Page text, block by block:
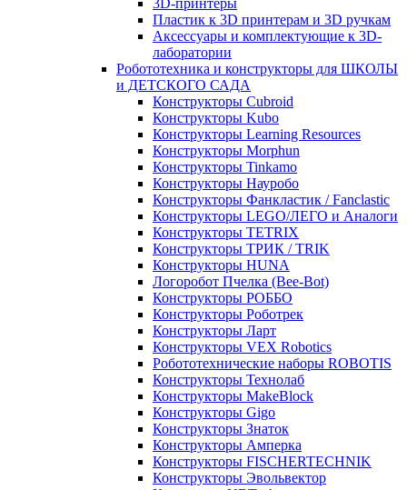
3D-принтеры
Пластик к 3D принтерам и 3D ручкам
Аксессуары и комплектующие к 3D-
лаборатории
Робототехника и конструкторы для ШКОЛЫ
и ДЕТСКОГО САДА
Конструкторы Cubroid
Конструкторы Kubo
Конструкторы Learning Resources
Конструкторы Morphun
Конструкторы Tinkamo
Конструкторы Науробо
Конструкторы Фанкластик / Fanclastic
Конструкторы LEGO/ЛЕГО и Аналоги
Конструкторы TETRIX
Конструкторы ТРИК / TRIK
Конструкторы HUNA
Логоробот Пчелка (Bee-Bot)
Конструкторы РОББО
Конструкторы Роботрек
Конструкторы Ларт
Конструкторы VEX Robotics
Робототехнические наборы ROBOTIS
Конструкторы Технолаб
Конструкторы MakeBlock
Конструкторы Gigo
Конструкторы Знаток
Конструкторы Амперка
Конструкторы FISCHERTECHNIK
Конструкторы Эвольвектор